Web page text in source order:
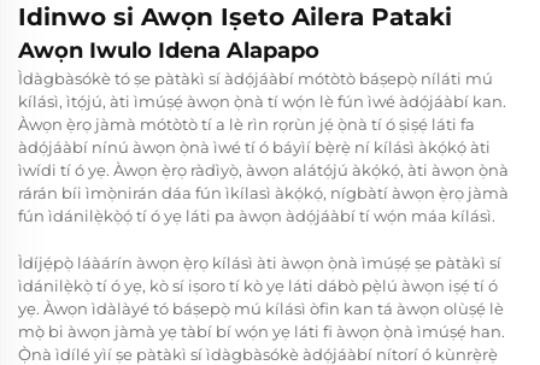
Idinwo si Awọn Iṣeto Ailera Pataki
Awọn Iwulo Idena Alapapo
Ìdàgbàsókè tó ṣe pàtàkì sí àdọ́jáàbí mótòtò báṣepọ̀ níláti mú
kílásì, ìtọ́jú, àti ìmúṣẹ́ àwọn ọ̀nà tí wọ́n lè fún ìwé àdọ́jáàbí kan.
Àwọn ẹ̀rọ jàmà mótòtò tí a lè rìn rọrùn jẹ́ ọ̀nà tí ó ṣiṣẹ́ láti fa
àdọ́jáàbí nínú àwọn ọ̀nà ìwé tí ó báyìí bẹ̀rẹ̀ ní kílásì àkọ́kọ́ àti
ìwídi tí ó yẹ. Àwọn ẹ̀rọ ràdìyọ̀, àwọn alátọ́jú àkọ́kọ́, àti àwọn ọ̀nà
rárán bíi ìmọ̀nirán dáa fún ìkílasì àkọ́kọ́, nígbàtí àwọn ẹ̀rọ jàmà
fún ìdánilẹ̀kọ̀ọ́ tí ó yẹ láti pa àwọn àdọ́jáàbí tí wọ́n máa kílásì.
Ìdíjẹ́pọ̀ láàárín àwọn ẹ̀rọ kílásì àti àwọn ọ̀nà ìmúṣẹ́ ṣe pàtàkì sí
ìdánilẹ̀kọ̀ tí ó yẹ, kò sí iṣoro tí kò yẹ láti dábò pẹ̀lú àwọn iṣẹ́ tí ó
yẹ. Àwọn ìdàlàyé tó báṣepọ̀ mú kílásì òfin kan tá àwọn olùṣẹ́ lè
mọ̀ bi àwọn jàmà yẹ tàbí bí wọ́n yẹ láti fi àwọn ọ̀nà ìmúṣẹ́ han.
Ọ̀nà ìdílé yìí ṣe pàtàkì sí ìdàgbàsókè àdọ́jáàbí nítorí ó kùnrẹ̀rẹ̀